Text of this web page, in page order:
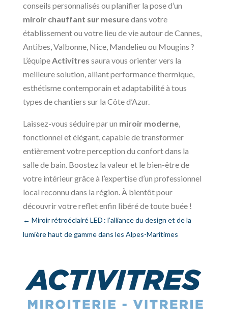
conseils personnalisés ou planifier la pose d’un
miroir chauffant sur mesuredans votre
établissement ou votre lieu de vie autour de Cannes,
Antibes, Valbonne, Nice, Mandelieu ou Mougins ?
L’équipeActivitres saura vous orienter vers la
meilleure solution, alliant performance thermique,
esthétisme contemporain et adaptabilité à tous
types de chantiers sur la Côte d’Azur.
Laissez-vous séduire par un miroir moderne,
fonctionnel et élégant, capable de transformer
entièrement votre perception du confort dans la
salle de bain. Boostez la valeur et le bien-être de
votre intérieur grâce à l’expertise d’un professionnel
local reconnu dans la région. À bientôt pour
découvrir votre reflet enfin libéré de toute buée !
← Miroir rétroéclairé LED : l’alliance du design et de la
lumière haut de gamme dans les Alpes-Maritimes